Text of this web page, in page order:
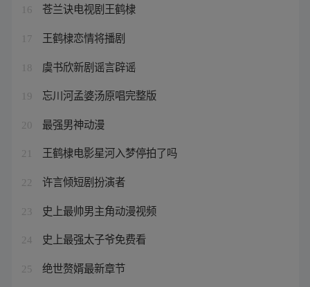
16 苍兰诀电视剧王鹤棣
17 王鹤棣恋情将播剧
18 虞书欣新剧谣言辟谣
19 忘川河孟婆汤原唱完整版
20 最强男神动漫
21 王鹤棣电影星河入梦停拍了吗
22 许言倾短剧扮演者
23 史上最帅男主角动漫视频
24 史上最强太子爷免费看
25 绝世赘婿最新章节